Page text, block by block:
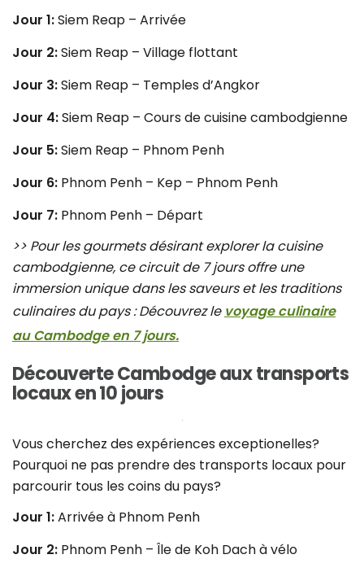
Jour 1:Siem Reap – Arrivée
Jour 2:Siem Reap – Village flottant
Jour 3:Siem Reap – Temples d’Angkor
Jour 4:Siem Reap – Cours de cuisine cambodgienne
Jour 5:Siem Reap – Phnom Penh
Jour 6: Phnom Penh – Kep – Phnom Penh
Jour 7: Phnom Penh – Départ
>> Pour les gourmets désirant explorer la cuisine
cambodgienne, ce circuit de 7 jours offre une
immersion unique dans les saveurs et les traditions
culinaires du pays : Découvrez le voyage culinaire
au Cambodge en 7 jours.
Découverte Cambodge aux transports
locaux en 10 jours
Vous cherchez des expériences exceptionelles?
Pourquoi ne pas prendre des transports locaux pour
parcourir tous les coins du pays?
Jour 1:Arrivée à Phnom Penh
Jour 2: Phnom Penh – Île de Koh Dach à vélo